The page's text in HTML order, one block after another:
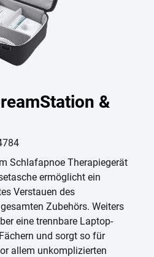
&
Schlafapnoe Therapiegerät
ermöglicht ein
Verstauen des
Zubehörs. Weiters
eine trennbare Laptop-
und sorgt so für
allem unkomplizierten